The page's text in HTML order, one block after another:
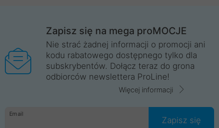
Zapisz się na mega proMOCJE
Nie strać żadnej informacji o promocji ani
kodu rabatowego dostępnego tylko dla
subskrybentów. Dołącz teraz do grona
odbiorców newslettera ProLine!
Więcej informacji
Email
Zapisz się